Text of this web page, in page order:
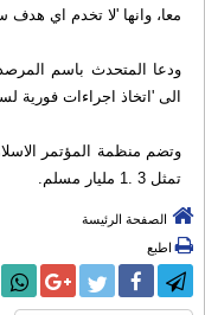
معا، وانها 'لا تخدم اي
ودعا المتحدث باسم
الى 'اتخاذ اجراءات فورية
تمثل 3 .1 مليار مسلم.
الصفحة الرئيسة
اطبع